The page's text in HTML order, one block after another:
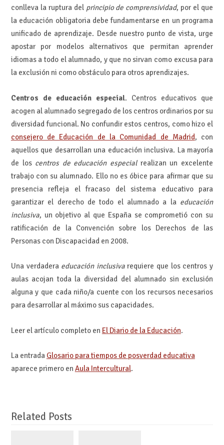
conlleva la ruptura del principio de comprensividad, por el que
la educación obligatoria debe fundamentarse en un programa
unificado de aprendizaje. Desde nuestro punto de vista, urge
apostar por modelos alternativos que permitan aprender
idiomas a todo el alumnado, y que no sirvan como excusa para
la exclusión ni como obstáculo para otros aprendizajes.
Centros de educación especial. Centros educativos que
acogen al alumnado segregado de los centros ordinarios por su
diversidad funcional. No confundir estos centros, como hizo el
consejero de Educación de la Comunidad de Madrid, con
aquellos que desarrollan una educación inclusiva. La mayoría
de los centros de educación especialrealizan un excelente
trabajo con su alumnado. Ello no es óbice para afirmar que su
presencia refleja el fracaso del sistema educativo para
garantizar el derecho de todo el alumnado a la educación
inclusiva, un objetivo al que España se comprometió con su
ratificación de la Convención sobre los Derechos de las
Personas con Discapacidad en 2008.
Una verdadera educación inclusivarequiere que los centros y
aulas acojan toda la diversidad del alumnado sin exclusión
alguna y que cada niño/a cuente con los recursos necesarios
para desarrollar al máximo sus capacidades.
Leer el artículo completo en El Diario de la Educación.
La entrada Glosario para tiempos de posverdad educativa
aparece primero en Aula Intercultural.
Related Posts